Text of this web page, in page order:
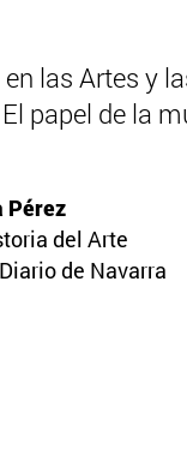
las Artes y
papel de la
Pérez
del Arte
Diario de Navarra